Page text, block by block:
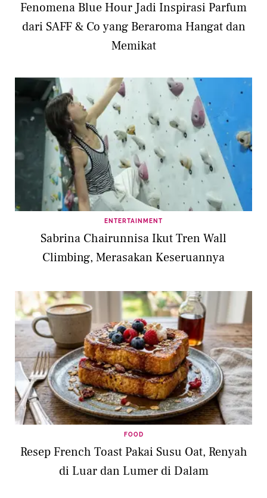
Fenomena Blue Hour Jadi Inspirasi Parfum
dari SAFF & Co yang Beraroma Hangat dan
Memikat
ENTERTAINMENT
Sabrina Chairunnisa Ikut Tren Wall
Climbing, Merasakan Keseruannya
FOOD
Resep French Toast Pakai Susu Oat, Renyah
di Luar dan Lumer di Dalam